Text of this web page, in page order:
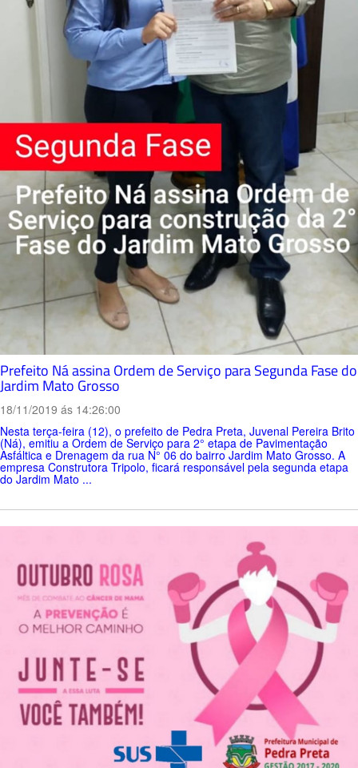
Prefeito Ná assina Ordem de Serviço para Segunda Fase do
Jardim Mato Grosso
18/11/2019 ás 14:26:00
Nesta terça-feira (12), o prefeito de Pedra Preta, Juvenal Pereira Brito
(Ná), emitiu a Ordem de Serviço para 2° etapa de Pavimentação
Asfáltica e Drenagem da rua N° 06 do bairro Jardim Mato Grosso. A
empresa Construtora Tripolo, ficará responsável pela segunda etapa
do Jardim Mato ...